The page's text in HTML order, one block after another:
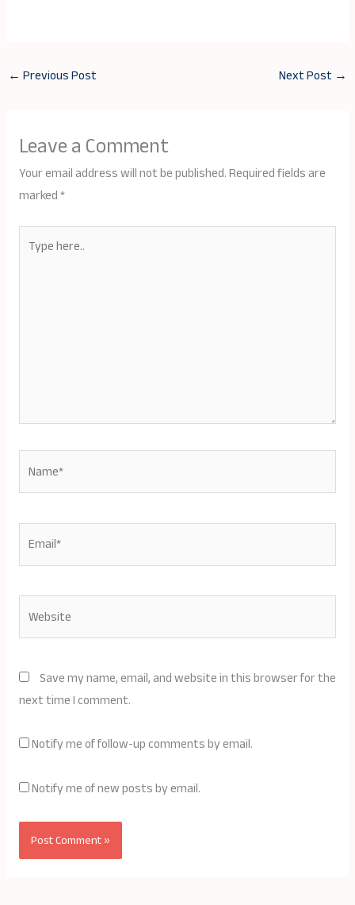
← Previous Post Next Post →
Leave a Comment
Your email address will not be published.Required fields are
marked*
here..
Save my name, email, and website in this browser for the
next time I comment.
Notify me of follow-up comments by email.
Notify me of new posts by email.